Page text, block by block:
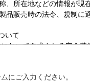
にご入力ください。